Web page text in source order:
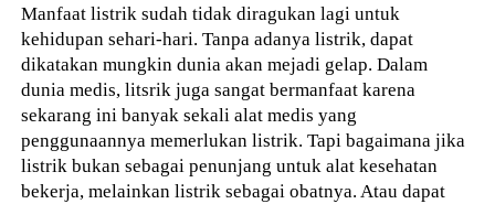
Manfaat listrik sudah tidak diragukan lagi untuk
kehidupan sehari-hari. Tanpa adanya listrik, dapat
dikatakan mungkin dunia akan mejadi gelap. Dalam
dunia medis, litsrik juga sangat bermanfaat karena
sekarang ini banyak sekali alat medis yang
penggunaannya memerlukan listrik. Tapi bagaimana jika
listrik bukan sebagai penunjang untuk alat kesehatan
bekerja, melainkan listrik sebagai obatnya. Atau dapat